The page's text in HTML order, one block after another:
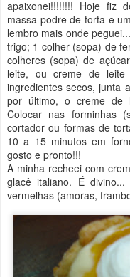
apaixonei!!!!!!!! Hoje fiz
massa podre de torta e
lembro mais onde
trigo; 1 colher (sopa) de
colheres (sopa) de
leite, ou creme de
ingredientes secos, junta
por último, o creme de
Colocar nas forminhas
cortador ou formas de
10 a 15 minutos em
gosto e pronto!!!
A minha recheei com
glacê italiano. É
vermelhas (amoras,